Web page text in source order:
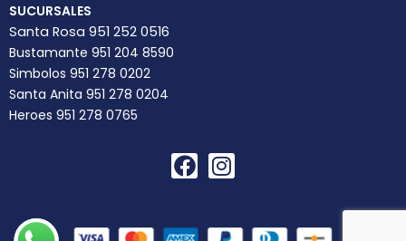
SUCURSALES
Santa Rosa 951 252 0516
Bustamante 951 204 8590
Simbolos 951 278 0202
Santa Anita 951 278 0204
Heroes 951 278 0765